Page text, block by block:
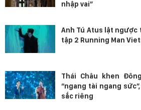
nhập vai”
Anh Tú Atus lật ngược
tập 2 Running Man
Thái Châu khen
“ngang tài ngang
sắc riêng